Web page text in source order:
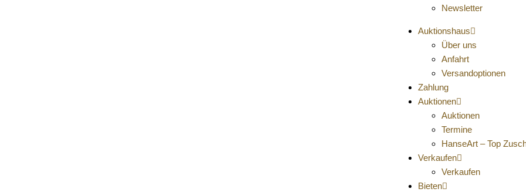
Newsletter
Auktionshaus
Über uns
Anfahrt
Versandoptionen
Zahlung
Auktionen
Auktionen
Termine
HanseArt – Top
Verkaufen
Verkaufen
Bieten